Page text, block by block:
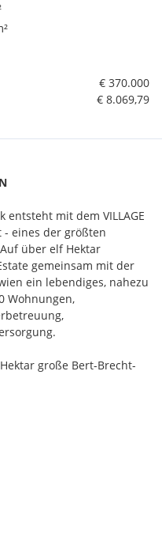
€ 370.000
€ 8.069,79
mit dem VILLAGE
- eines der größten
über elf Hektar
gemeinsam mit der
ein lebendiges, nahezu
Wohnungen,
große Bert-Brecht-
und Spiel. Alle
begrünt. Sharing-
Gastronomie liegen
kurze Wege und hohe
neuen
Energieversorgung -